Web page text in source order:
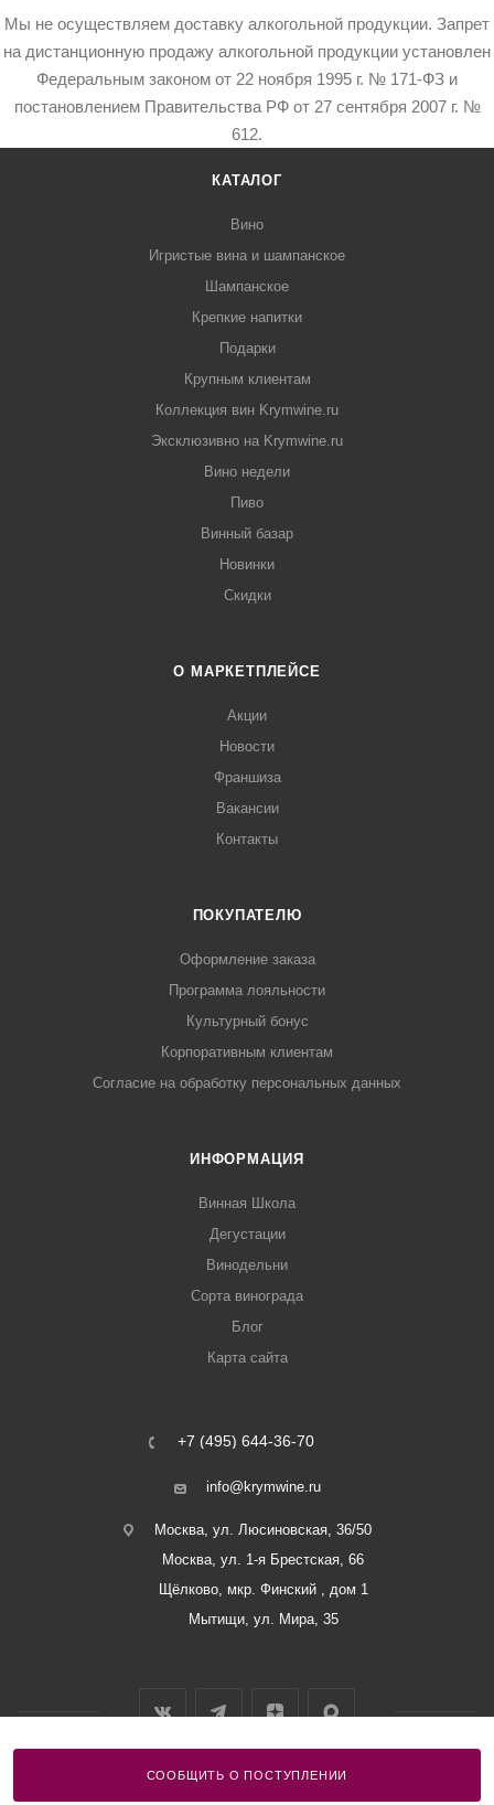
СООБЩИТЬ О ПОСТУПЛЕНИИ
Мы не осуществляем доставку алкогольной продукции. Запрет
на дистанционную продажу алкогольной продукции установлен
Федеральным законом от 22 ноября 1995 г. № 171-ФЗ и
постановлением Правительства РФ от 27 сентября 2007 г. №
612.
КАТАЛОГ
Вино
Игристые вина и шампанское
Шампанское
Крепкие напитки
Подарки
Крупным клиентам
Коллекция вин Krymwine.ru
Эксклюзивно на Krymwine.ru
Вино недели
Пиво
Винный базар
Новинки
Скидки
О МАРКЕТПЛЕЙСЕ
Акции
Новости
Франшиза
Вакансии
Контакты
ПОКУПАТЕЛЮ
Оформление заказа
Программа лояльности
Культурный бонус
Корпоративным клиентам
Согласие на обработку персональных данных
ИНФОРМАЦИЯ
Винная Школа
Дегустации
Винодельни
Сорта винограда
Блог
Карта сайта
+7 (495) 644-36-70
info@krymwine.ru
Москва, ул. Люсиновская, 36/50
Москва, ул. 1-я Брестская, 66
Щёлково, мкр. Финский , дом 1
Мытищи, ул. Мира, 35